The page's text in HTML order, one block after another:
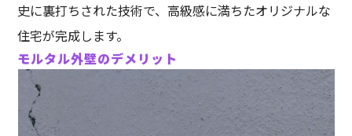
史に裏打ちされた技術で、高級感に満ちたオリジナルな
住宅が完成します。
モルタル外壁のデメリット